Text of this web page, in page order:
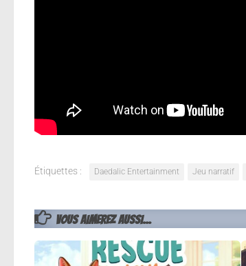
n’hésitez pas à nous faire part de vos
Étiquettes : Daedalic Entertainment Jeu narratif
VOUS AIMEREZ AUSSI...